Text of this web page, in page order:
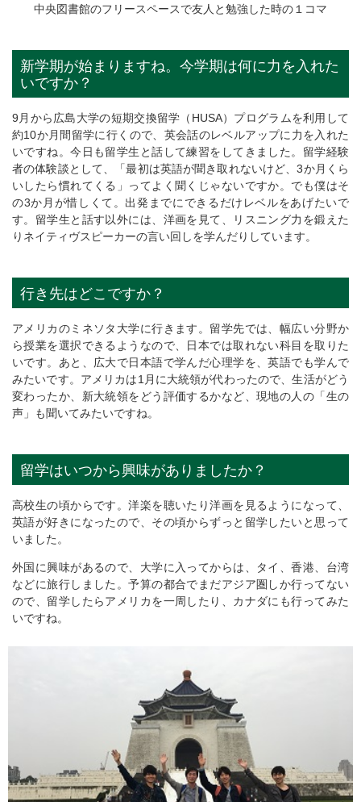
中央図書館のフリースペースで友人と勉強した時の１コマ
新学期が始まりますね。今学期は何に力を入れた
いですか？
9月から広島大学の短期交換留学（HUSA）プログラムを利用して
約10か月間留学に行くので、英会話のレベルアップに力を入れた
いですね。今日も留学生と話して練習をしてきました。留学経験
者の体験談として、「最初は英語が聞き取れないけど、3か月くら
いしたら慣れてくる」ってよく聞くじゃないですか。でも僕はそ
の3か月が惜しくて。出発までにできるだけレベルをあげたいで
す。留学生と話す以外には、洋画を見て、リスニング力を鍛えた
りネイティヴスピーカーの言い回しを学んだりしています。
行き先はどこですか？
アメリカのミネソタ大学に行きます。留学先では、幅広い分野か
ら授業を選択できるようなので、日本では取れない科目を取りた
いです。あと、広大で日本語で学んだ心理学を、英語でも学んで
みたいです。アメリカは1月に大統領が代わったので、生活がどう
変わったか、新大統領をどう評価するかなど、現地の人の「生の
声」も聞いてみたいですね。
留学はいつから興味がありましたか？
高校生の頃からです。洋楽を聴いたり洋画を見るようになって、
英語が好きになったので、その頃からずっと留学したいと思って
いました。
外国に興味があるので、大学に入ってからは、タイ、香港、台湾
などに旅行しました。予算の都合でまだアジア圏しか行ってない
ので、留学したらアメリカを一周したり、カナダにも行ってみた
いですね。